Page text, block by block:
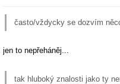
často/vždycky se dozvím
jen to nepřeháněj...
tak hluboký znalosti jako ty